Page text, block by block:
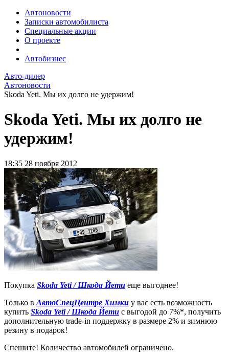
Автоновости
Записки автомобилиста
Специальные акции
О проекте
Автобизнес
Авто-дилер
Автоновости
Skoda Yeti. Мы их долго не удержим!
Skoda Yeti. Мы их долго не
удержим!
18:35 28 ноября 2012
Покупка Skoda Yeti / Шкода Йети еще выгоднее!
Только в АвтоСпецЦентре Химки у вас есть возможность
купить Skoda Yeti / Шкода Йети с выгодой до 7%*, получить
дополнительную trade-in поддержку в размере 2% и зимнюю
резину в подарок!
Спешите! Количество автомобилей ограничено.